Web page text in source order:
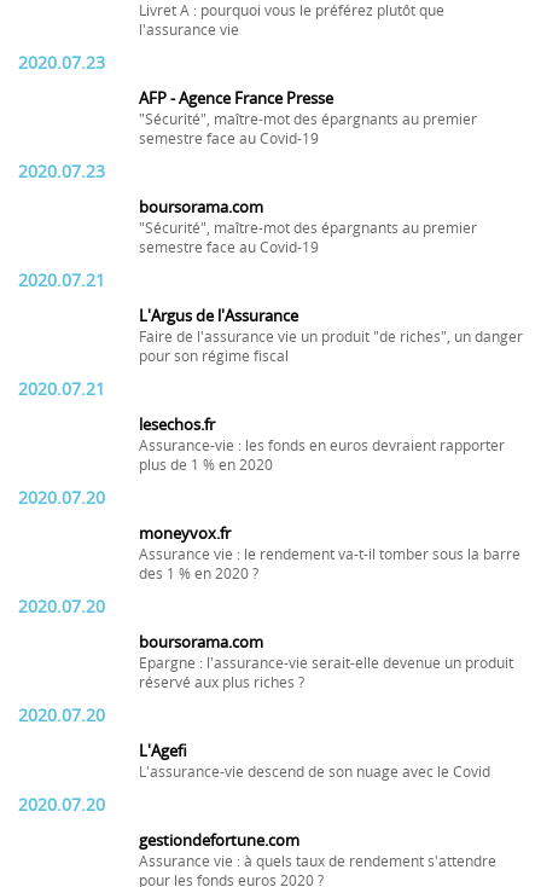
Livret A : pourquoi vous le préférez plutôt que
l'assurance vie
2020.07.23
AFP - Agence France Presse
"Sécurité", maître-mot des épargnants au premier
semestre face au Covid-19
2020.07.23
boursorama.com
"Sécurité", maître-mot des épargnants au premier
semestre face au Covid-19
2020.07.21
L'Argus de l'Assurance
Faire de l'assurance vie un produit "de riches", un danger
pour son régime fiscal
2020.07.21
lesechos.fr
Assurance-vie : les fonds en euros devraient rapporter
plus de 1 % en 2020
2020.07.20
moneyvox.fr
Assurance vie : le rendement va-t-il tomber sous la barre
des 1 % en 2020 ?
2020.07.20
boursorama.com
Epargne : l'assurance-vie serait-elle devenue un produit
réservé aux plus riches ?
2020.07.20
L'Agefi
L'assurance-vie descend de son nuage avec le Covid
2020.07.20
gestiondefortune.com
Assurance vie : à quels taux de rendement s'attendre
pour les fonds euros 2020 ?